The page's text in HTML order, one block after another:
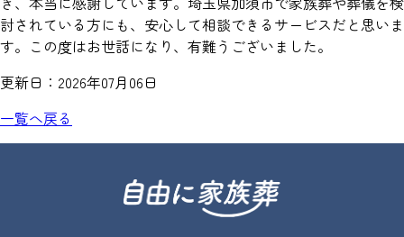
討されている方にも、安心して相談できるサービスだと思いま
す。この度はお世話になり、有難うございました。
更新日： 2026年07月06日
一覧へ戻る